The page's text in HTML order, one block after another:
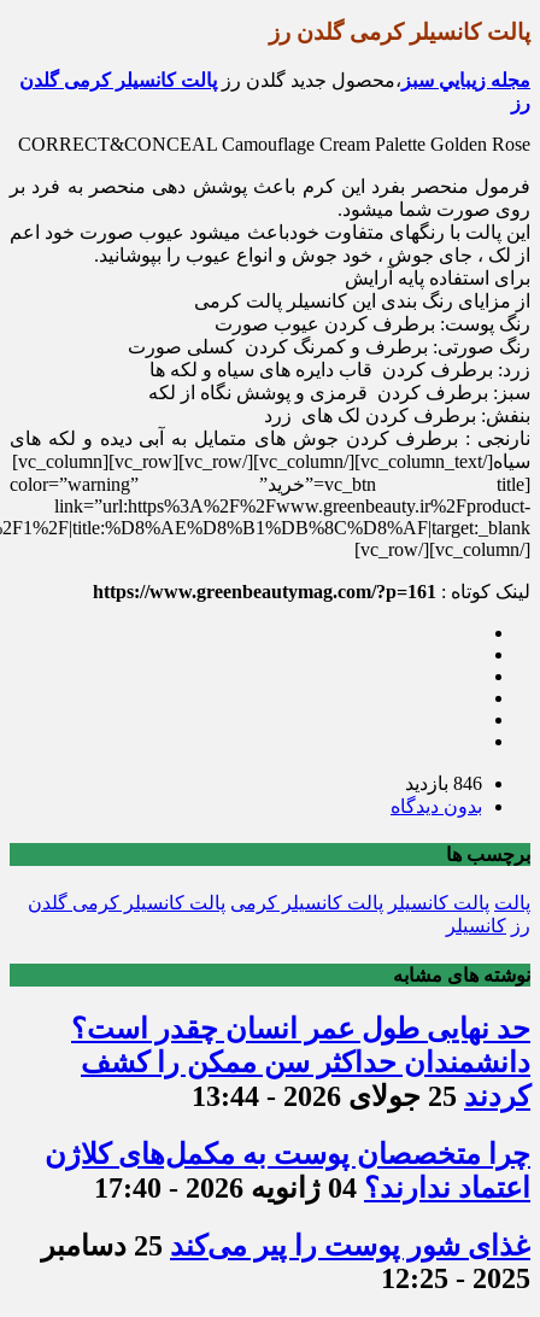
پالت کانسیلر کرمی گلدن رز
مجله زيبايي سبز ،محصول جدید گلدن رز پالت کانسیلر کرمی گلدن
رز
CORRECT&CONCEAL Camouflage Cream Palette Golden Rose
فرمول منحصر بفرد این کرم باعث پوشش دهی منحصر به فرد بر
روی صورت شما میشود.
این پالت با رنگهای متفاوت خودباعث میشود عیوب صورت خود اعم
از لک ، جای جوش ، خود جوش و انواع عیوب را بپوشانید.
برای استفاده پایه آرایش
از مزایای رنگ بندی این کانسیلر پالت کرمی
رنگ پوست: برطرف کردن عیوب صورت
رنگ صورتی: برطرف و کمرنگ کردن کسلی صورت
زرد: برطرف کردن قاب دایره های سیاه و لکه ها
سبز: برطرف کردن قرمزی و پوشش نگاه از لکه
بنفش: برطرف کردن لک های زرد
نارنجی : برطرف کردن جوش های متمایل به آبی دیده و لکه های
سیاه[/vc_column_text][/vc_column][/vc_row][vc_row][vc_column]
[vc_btn title=”خرید” color=”warning”
link=”url:https%3A%2F%2Fwww.greenbeauty.ir%2Fproduct-
[/vc_column][/vc_row]
لینک کوتاه : https://www.greenbeautymag.com/?p=161
846 بازدید
بدون دیدگاه
برچسب ها
پالت پالت کانسیلر پالت کانسیلر کرمی پالت کانسیلر کرمی گلدن
رز کانسیلر
نوشته های مشابه
حد نهایی طول عمر انسان چقدر است؟
دانشمندان حداکثر سن ممکن را کشف
کردند 25 جولای 2026 - 13:44
چرا متخصصان پوست به مکمل‌های کلاژن
اعتماد ندارند؟ 04 ژانویه 2026 - 17:40
غذای شور پوست را پیر می‌کند
25 دسامبر
2025 - 12:25